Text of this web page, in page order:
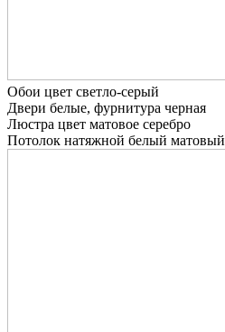
Обои цвет светло-серый
Двери белые, фурнитура черная
Люстра цвет матовое серебро
Потолок натяжной белый матовый